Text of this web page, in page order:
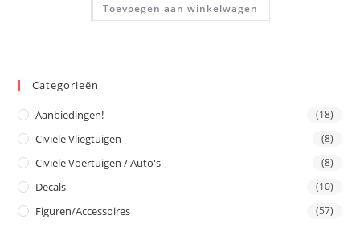
Toevoegen aan winkelwagen
Categorieën
Aanbiedingen! (18)
Civiele Vliegtuigen (8)
Civiele Voertuigen / Auto's (8)
Decals (10)
Figuren/Accessoires (57)